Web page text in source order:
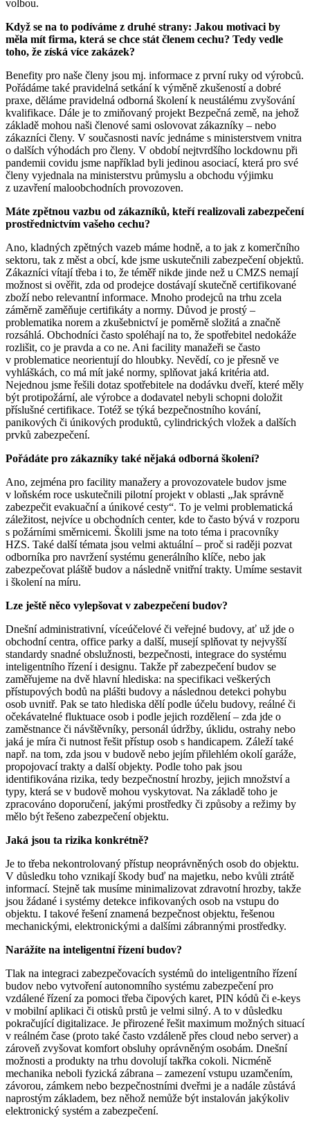
volbou.
Když se na to podíváme z druhé strany: Jakou motivaci by
měla mít firma, která se chce stát členem cechu? Tedy vedle
toho, že získá více zakázek?
Benefity pro naše členy jsou mj. informace z první ruky od výrobců.
Pořádáme také pravidelná setkání k výměně zkušeností a dobré
praxe, děláme pravidelná odborná školení k neustálému zvyšování
kvalifikace. Dále je to zmiňovaný projekt Bezpečná země, na jehož
základě mohou naši členové sami oslovovat zákazníky – nebo
zákazníci členy. V současnosti navíc jednáme s ministerstvem vnitra
o dalších výhodách pro členy. V období nejtvrdšího lockdownu při
pandemii covidu jsme například byli jedinou asociací, která pro své
členy vyjednala na ministerstvu průmyslu a obchodu výjimku
z uzavření maloobchodních provozoven.
Máte zpětnou vazbu od zákazníků, kteří realizovali zabezpečení
prostřednictvím vašeho cechu?
Ano, kladných zpětných vazeb máme hodně, a to jak z komerčního
sektoru, tak z měst a obcí, kde jsme uskutečnili zabezpečení objektů.
Zákazníci vítají třeba i to, že téměř nikde jinde než u CMZS nemají
možnost si ověřit, zda od prodejce dostávají skutečně certifikované
zboží nebo relevantní informace. Mnoho prodejců na trhu zcela
záměrně zaměňuje certifikáty a normy. Důvod je prostý –
problematika norem a zkušebnictví je poměrně složitá a značně
rozsáhlá. Obchodníci často spoléhají na to, že spotřebitel nedokáže
rozlišit, co je pravda a co ne. Ani facility manažeři se často
v problematice neorientují do hloubky. Nevědí, co je přesně ve
vyhláškách, co má mít jaké normy, splňovat jaká kritéria atd.
Nejednou jsme řešili dotaz spotřebitele na dodávku dveří, které měly
být protipožární, ale výrobce a dodavatel nebyli schopni doložit
příslušné certifikace. Totéž se týká bezpečnostního kování,
panikových či únikových produktů, cylindrických vložek a dalších
prvků zabezpečení.
Pořádáte pro zákazníky také nějaká odborná školení?
Ano, zejména pro facility manažery a provozovatele budov jsme
v loňském roce uskutečnili pilotní projekt v oblasti „Jak správně
zabezpečit evakuační a únikové cesty“. To je velmi problematická
záležitost, nejvíce u obchodních center, kde to často bývá v rozporu
s požárními směrnicemi. Školili jsme na toto téma i pracovníky
HZS. Také další témata jsou velmi aktuální – proč si raději pozvat
odborníka pro navržení systému generálního klíče, nebo jak
zabezpečovat pláště budov a následně vnitřní trakty. Umíme sestavit
i školení na míru.
Lze ještě něco vylepšovat v zabezpečení budov?
Dnešní administrativní, víceúčelové či veřejné budovy, ať už jde o
obchodní centra, office parky a další, musejí splňovat ty nejvyšší
standardy snadné obslužnosti, bezpečnosti, integrace do systému
inteligentního řízení i designu. Takže př zabezpečení budov se
zaměřujeme na dvě hlavní hlediska: na specifikaci veškerých
přístupových bodů na plášti budovy a následnou detekci pohybu
osob uvnitř. Pak se tato hlediska dělí podle účelu budovy, reálné či
očekávatelné fluktuace osob i podle jejich rozdělení – zda jde o
zaměstnance či návštěvníky, personál údržby, úklidu, ostrahy nebo
jaká je míra či nutnost řešit přístup osob s handicapem. Záleží také
např. na tom, zda jsou v budově nebo jejím přilehlém okolí garáže,
propojovací trakty a další objekty. Podle toho pak jsou
identifikována rizika, tedy bezpečnostní hrozby, jejich množství a
typy, která se v budově mohou vyskytovat. Na základě toho je
zpracováno doporučení, jakými prostředky či způsoby a režimy by
mělo být řešeno zabezpečení objektu.
Jaká jsou ta rizika konkrétně?
Je to třeba nekontrolovaný přístup neoprávněných osob do objektu.
V důsledku toho vznikají škody buď na majetku, nebo kvůli ztrátě
informací. Stejně tak musíme minimalizovat zdravotní hrozby, takže
jsou žádané i systémy detekce infikovaných osob na vstupu do
objektu. I takové řešení znamená bezpečnost objektu, řešenou
mechanickými, elektronickými a dalšími zábrannými prostředky.
Narážíte na inteligentní řízení budov?
Tlak na integraci zabezpečovacích systémů do inteligentního řízení
budov nebo vytvoření autonomního systému zabezpečení pro
vzdálené řízení za pomoci třeba čipových karet, PIN kódů či e-keys
v mobilní aplikaci či otisků prstů je velmi silný. A to v důsledku
pokračující digitalizace. Je přirozené řešit maximum možných situací
v reálném čase (proto také často vzdáleně přes cloud nebo server) a
zároveň zvyšovat komfort obsluhy oprávněným osobám. Dnešní
možnosti a produkty na trhu dovolují takřka cokoli. Nicméně
mechanika neboli fyzická zábrana – zamezení vstupu uzamčením,
závorou, zámkem nebo bezpečnostními dveřmi je a nadále zůstává
naprostým základem, bez něhož nemůže být instalován jakýkoliv
elektronický systém a zabezpečení.